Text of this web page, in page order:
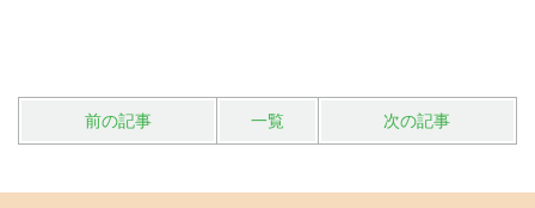
前の記事 一覧 次の記事